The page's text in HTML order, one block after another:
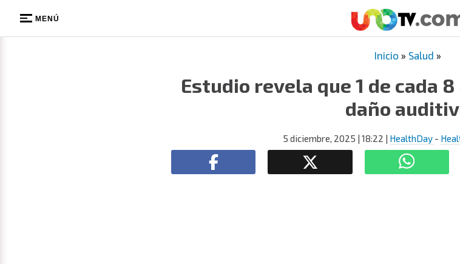
MENÚ
Inicio » Salud »
Estudio revela que 1 de cada
daño
5 diciembre, 2025 | 18:22 | HealthDay -